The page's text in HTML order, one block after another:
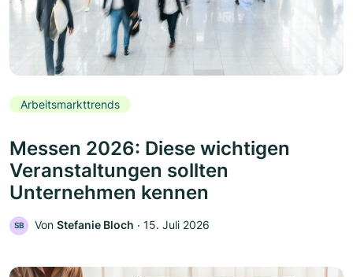
Arbeitsmarkttrends
Messen 2026: Diese wichtigen
Veranstaltungen sollten
Unternehmen kennen
SB Von Stefanie Bloch ‧ 15. Juli 2026